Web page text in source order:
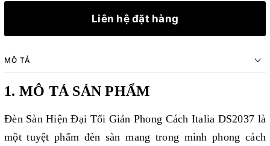
Liên hệ đặt hàng
MÔ TẢ
1. MÔ TẢ SẢN PHẨM
Đèn Sàn Hiện Đại Tối Giản Phong Cách Italia DS2037 là
một tuyệt phẩm đèn sàn mang trong mình phong cách